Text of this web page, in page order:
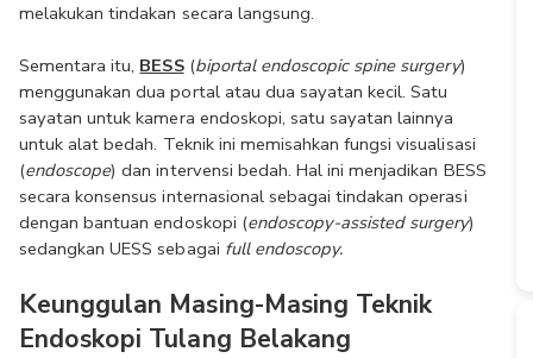
melakukan tindakan secara langsung.
Sementara itu, BESS (biportal endoscopic spine surgery)
menggunakan dua portal atau dua sayatan kecil. Satu
sayatan untuk kamera endoskopi, satu sayatan lainnya
untuk alat bedah. Teknik ini memisahkan fungsi visualisasi
(endoscope) dan intervensi bedah. Hal ini menjadikan BESS
secara konsensus internasional sebagai tindakan operasi
dengan bantuan endoskopi (endoscopy-assisted surgery)
sedangkan UESS sebagai full endoscopy.
Keunggulan Masing-Masing Teknik
Endoskopi Tulang Belakang